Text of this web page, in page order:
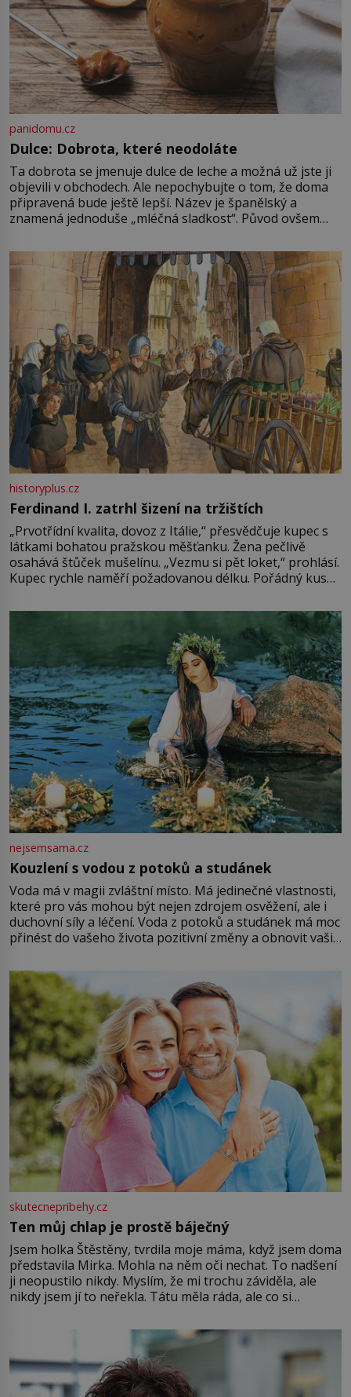
panidomu.cz
Dulce: Dobrota, které neodoláte
Ta dobrota se jmenuje dulce de leche a možná už jste ji
objevili v obchodech. Ale nepochybujte o tom, že doma
připravená bude ještě lepší. Název je španělský a
znamená jednoduše „mléčná sladkost“. Původ ovšem
pře hned několik latinskoamerických zemí a k tomu
Francie, kde se traduje,
historyplus.cz
Ferdinand I. zatrhl šizení na tržištích
„Prvotřídní kvalita, dovoz z Itálie,“ přesvědčuje kupec s
látkami bohatou pražskou měšťanku. Žena pečlivě
osahává štůček mušelínu. „Vezmu si pět loket,“ prohlásí.
Kupec rychle naměří požadovanou délku. Pořádný kus
milostpaní. Stačí jenom na sukni,“ zhodnotí švadlena
množství růžového mušelínu. „Ošidili vás, podívejte.“
nejsemsama.cz
Kouzlení s vodou z potoků a studánek
Voda má v magii zvláštní místo. Má jedinečné vlastnosti,
které pro vás mohou být nejen zdrojem osvěžení, ale i
duchovní síly a léčení. Voda z potoků a studánek má moc
přinést do vašeho života pozitivní změny a obnovit vaši
můžete obohatit své rituály a přinést do svého života
větší harmonii a klid. Je důležité
skutecnepribehy.cz
Ten můj chlap je prostě báječný
Jsem holka Štěstěny, tvrdila moje máma, když jsem doma
představila Mirka. Mohla na něm oči nechat. To nadšení
ji neopustilo nikdy. Myslím, že mi trochu záviděla, ale
nikdy jsem jí to neřekla. Tátu měla ráda, ale co si
Jsme spolu moc rádi Tehdy byla jiná doba, když